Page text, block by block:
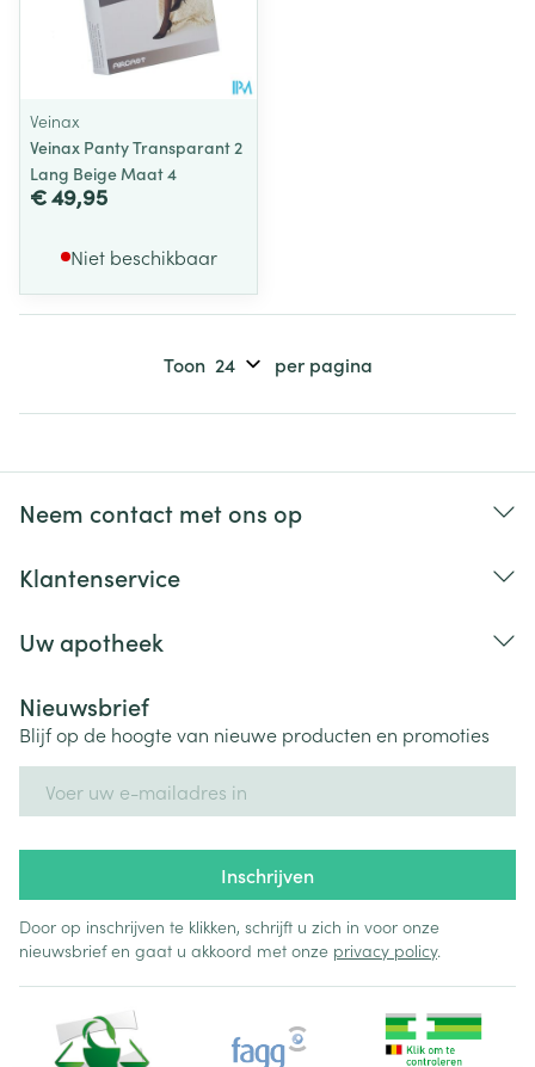
Veinax
Veinax Panty Transparant 2
Lang Beige Maat 4
€ 49,95
Niet beschikbaar
Toon per pagina
Neem contact met ons op
Klantenservice
Uw apotheek
Nieuwsbrief
Blijf op de hoogte van nieuwe producten en promoties
Inschrijven
Door op inschrijven te klikken, schrijft u zich in voor onze
nieuwsbrief en gaat u akkoord met onze privacy policy.